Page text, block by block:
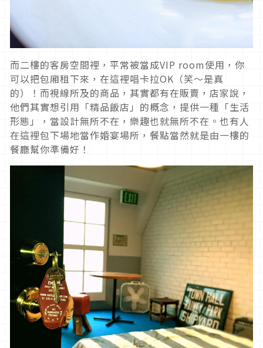
而二樓的客房空間裡，平常被當成VIP room使用，你
可以把包廂租下來，在這裡唱卡拉OK（笑～是真
的）！而視線所及的商品，其實都有在販賣，店家說，
他們其實想引用「精品飯店」的概念，提供一種「生活
形態」，當設計無所不在，樂趣也就無所不在。也有人
在這裡包下場地當作婚宴場所，餐點當然就是由一樓的
餐廳幫你準備好！